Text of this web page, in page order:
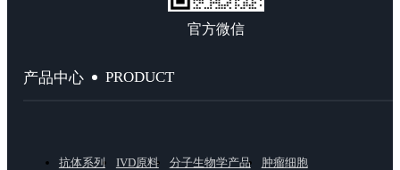
官方微信
产品中心 PRODUCT
抗体系列 IVD原料 分子生物学产品
肿瘤细胞